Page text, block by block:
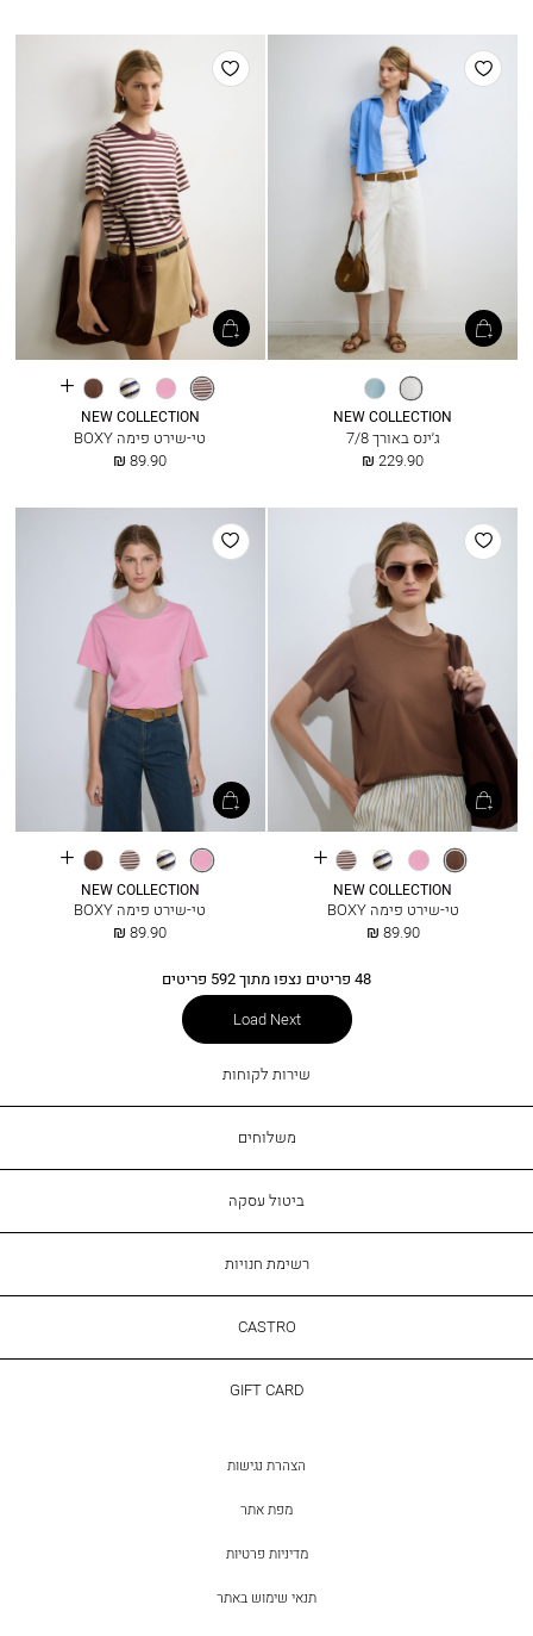
הוסף
למועדפים
שמנתג׳ינס
בהיר
NEW COLLECTION
ג׳ינס באורך 7/8
החל
229.90 ₪
הוסף
למועדפים
בורדו
פסים
ורוד פסים
נייבי
חום
קקאו
See
more
NEW COLLECTION
טי-שירט פימה BOXY
החל
89.90 ₪
הוסף
למועדפים
חום
קקאו
ורוד פסים
נייבי
בורדו
פסים
See
more
NEW COLLECTION
טי-שירט פימה BOXY
החל
89.90 ₪
הוסף
למועדפים
ורוד פסים
נייבי
בורדו
פסים
חום
קקאו
See
more
NEW COLLECTION
טי-שירט פימה BOXY
החל
89.90 ₪
48 פריטים נצפו מתוך592 פריטים
Load Next
שירות
לקוחות
שירות לקוחות
משלוחים
ביטול עסקה
רשימת חנויות
CASTRO
CASTRO
GIFT
GIFT CARD
הצהרת נגישות
מפת אתר
מדיניות פרטיות
תנאי שימוש באתר